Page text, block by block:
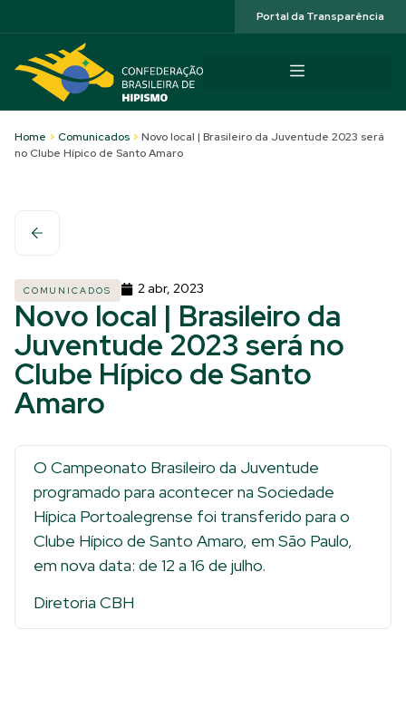
Portal da Transparência
Home > Comunicados > Novo local | Brasileiro da Juventude 2023 será
no Clube Hípico de Santo Amaro
COMUNICADOS 2 abr, 2023
Novo local | Brasileiro da
Juventude 2023 será no
Clube Hípico de Santo
Amaro
O Campeonato Brasileiro da Juventude
programado para acontecer na Sociedade
Hípica Portoalegrense foi transferido para o
Clube Hípico de Santo Amaro, em São Paulo,
em nova data: de 12 a 16 de julho.
Diretoria CBH